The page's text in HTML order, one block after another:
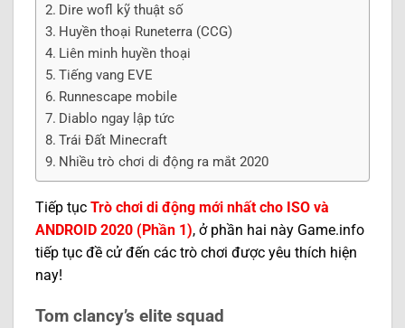
Dire wofl kỹ thuật số
Huyền thoại Runeterra (CCG)
Liên minh huyền thoại
Tiếng vang EVE
Runnescape mobile
Diablo ngay lập tức
Trái Đất Minecraft
Nhiều trò chơi di động ra mắt 2020
Tiếp tục Trò chơi di động mới nhất cho ISO và
ANDROID 2020 (Phần 1), ở phần hai này Game.info
tiếp tục đề cử đến các trò chơi được yêu thích hiện
nay!
Tom clancy’s elite squad